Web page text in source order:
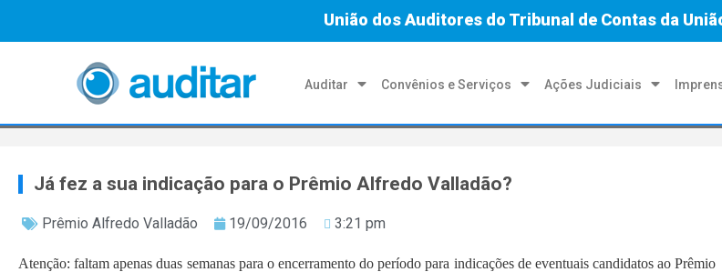
União dos Auditores do Tribunal de Contas da
Auditar Convênios e Serviços Ações Judiciais
Já fez a sua indicação para o Prêmio Alfredo Valladão?
Prêmio Alfredo Valladão 19/09/2016 3:21 pm
Atenção: faltam apenas duas semanas para o encerramento do período para indicações de eventuais candidatos ao Prêmio